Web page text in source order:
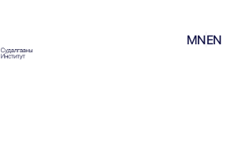
MNEN
эрх чөлөөний